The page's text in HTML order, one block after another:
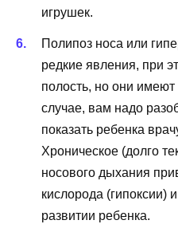
игрушек.
Полипоз носа или
редкие явления, при
полость, но они
случае, вам надо
показать ребенка
Хроническое (долго
носового дыхания
кислорода (гипоксии)
развитии ребенка.